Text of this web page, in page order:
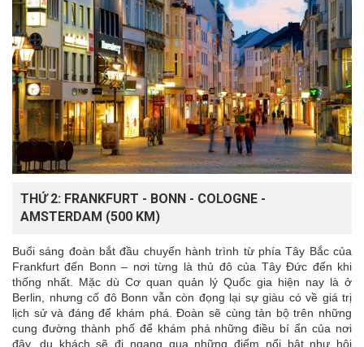
THỨ 2: FRANKFURT - BONN - COLOGNE -
AMSTERDAM (500 KM)
Buổi sáng đoàn bắt đầu chuyến hành trình từ phía Tây Bắc của
Frankfurt đến Bonn – nơi từng là thủ đô của Tây Đức đến khi
thống nhất. Mặc dù Cơ quan quản lý Quốc gia hiện nay là ở
Berlin, nhưng cố đô Bonn vẫn còn đọng lại sự giàu có về giá trị
lịch sử và đáng để khám phá. Đoàn sẽ cùng tản bộ trên những
cung đường thành phố để khám phá những điều bí ẩn của nơi
đây, du khách sẽ đi ngang qua những điểm nổi bật như hội